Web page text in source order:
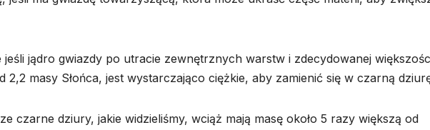
jądro gwiazdy po utracie zewnętrznych warstw i zdecydowanej
2,2 masy Słońca, jest wystarczająco ciężkie, aby zamienić się w czarną
czarne dziury, jakie widzieliśmy, wciąż mają masę około 5 razy większą od